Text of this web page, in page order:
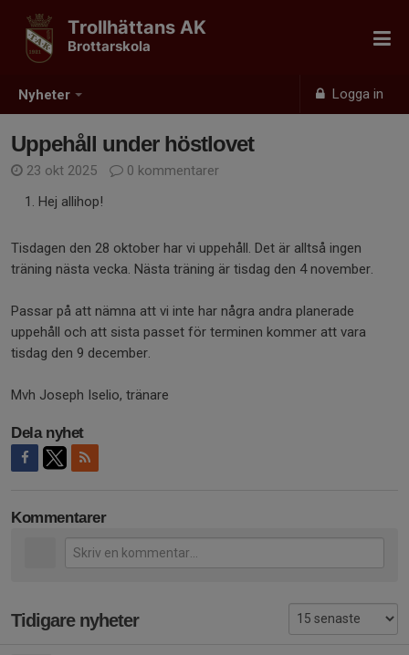
Nyheter Logga in
Trollhättans AK
Brottarskola
Uppehåll under höstlovet
23 okt 2025
0 kommentarer
Hej allihop!
Tisdagen den 28 oktober har vi uppehåll. Det är alltså ingen
träning nästa vecka. Nästa träning är tisdag den 4 november.
Passar på att nämna att vi inte har några andra planerade
uppehåll och att sista passet för terminen kommer att vara
tisdag den 9 december.
Mvh Joseph Iselio, tränare
Dela nyhet
Kommentarer
Tidigare nyheter